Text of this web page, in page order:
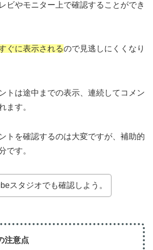
ビやモニター上で確認することができ
ぐに表示されるので見逃しにくくなり
トは途中までの表示、連続してコメン
ます。
トを確認するのは大変ですが、補助的
です。
スタジオでも確認しよう。
注意点